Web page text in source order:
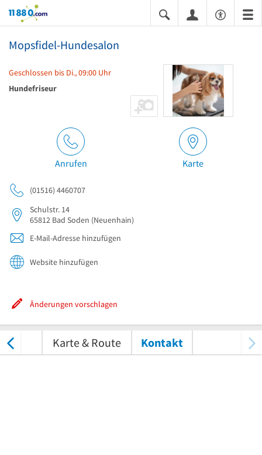
11880.com
Mopsfidel-Hundesalon
Geschlossen bis Di., 09:00 Uhr
Hundefriseur
Anrufen Karte
(01516) 4460707
Schulstr. 14
65812 Bad Soden (Neuenhain)
E-Mail-Adresse hinzufügen
Website hinzufügen
Änderungen vorschlagen
Karte & Route Kontakt